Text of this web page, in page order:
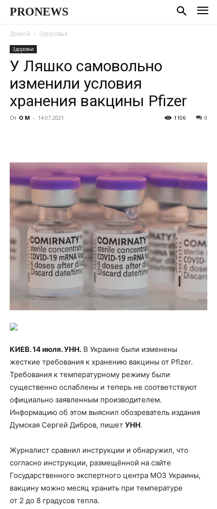
PRONEWS
Домой Здоровье
Здоровье
У Ляшко самовольно
изменили условия
хранения вакцины Pfizer
От О М - 14.07.2021 0
1106
КИЕВ. 14 июля. УНН. В Украине были изменены
жесткие требования к хранению вакцины от Pfizer.
Требования к температурному режиму были
существенно ослаблены и теперь не соответствуют
официально заявленным производителем.
Информацию об этом выяснил обозреватель издания
Думская Сергей Дибров, пишет УНН.
Журналист сравнил инструкции и обнаружил, что
согласно инструкции, размещённой на сайте
Государственного экспертного центра МОЗ Украины,
вакцину можно месяц хранить при температуре
от 2 до 8 градусов тепла.